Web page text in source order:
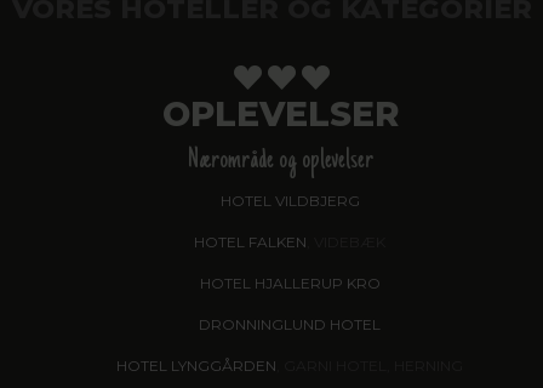
OPLEVELSER
Nærområde og oplevelser
HOTEL VILDBJERG
HOTEL FALKEN
HOTEL HJALLERUP KRO
DRONNINGLUND HOTEL
HOTEL LYNGGÅRDEN